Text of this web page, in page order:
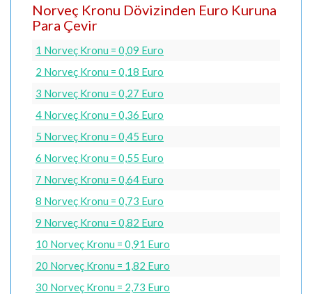
Norveç Kronu Dövizinden Euro Kuruna
Para Çevir
1 Norveç Kronu = 0,09 Euro
2 Norveç Kronu = 0,18 Euro
3 Norveç Kronu = 0,27 Euro
4 Norveç Kronu = 0,36 Euro
5 Norveç Kronu = 0,45 Euro
6 Norveç Kronu = 0,55 Euro
7 Norveç Kronu = 0,64 Euro
8 Norveç Kronu = 0,73 Euro
9 Norveç Kronu = 0,82 Euro
10 Norveç Kronu = 0,91 Euro
20 Norveç Kronu = 1,82 Euro
30 Norveç Kronu = 2,73 Euro